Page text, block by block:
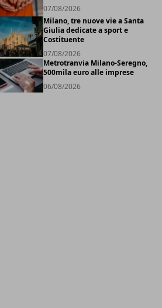
07/08/2026
Milano, tre nuove vie a Santa
Giulia dedicate a sport e
Costituente
07/08/2026
Metrotranvia Milano-Seregno,
500mila euro alle imprese
06/08/2026